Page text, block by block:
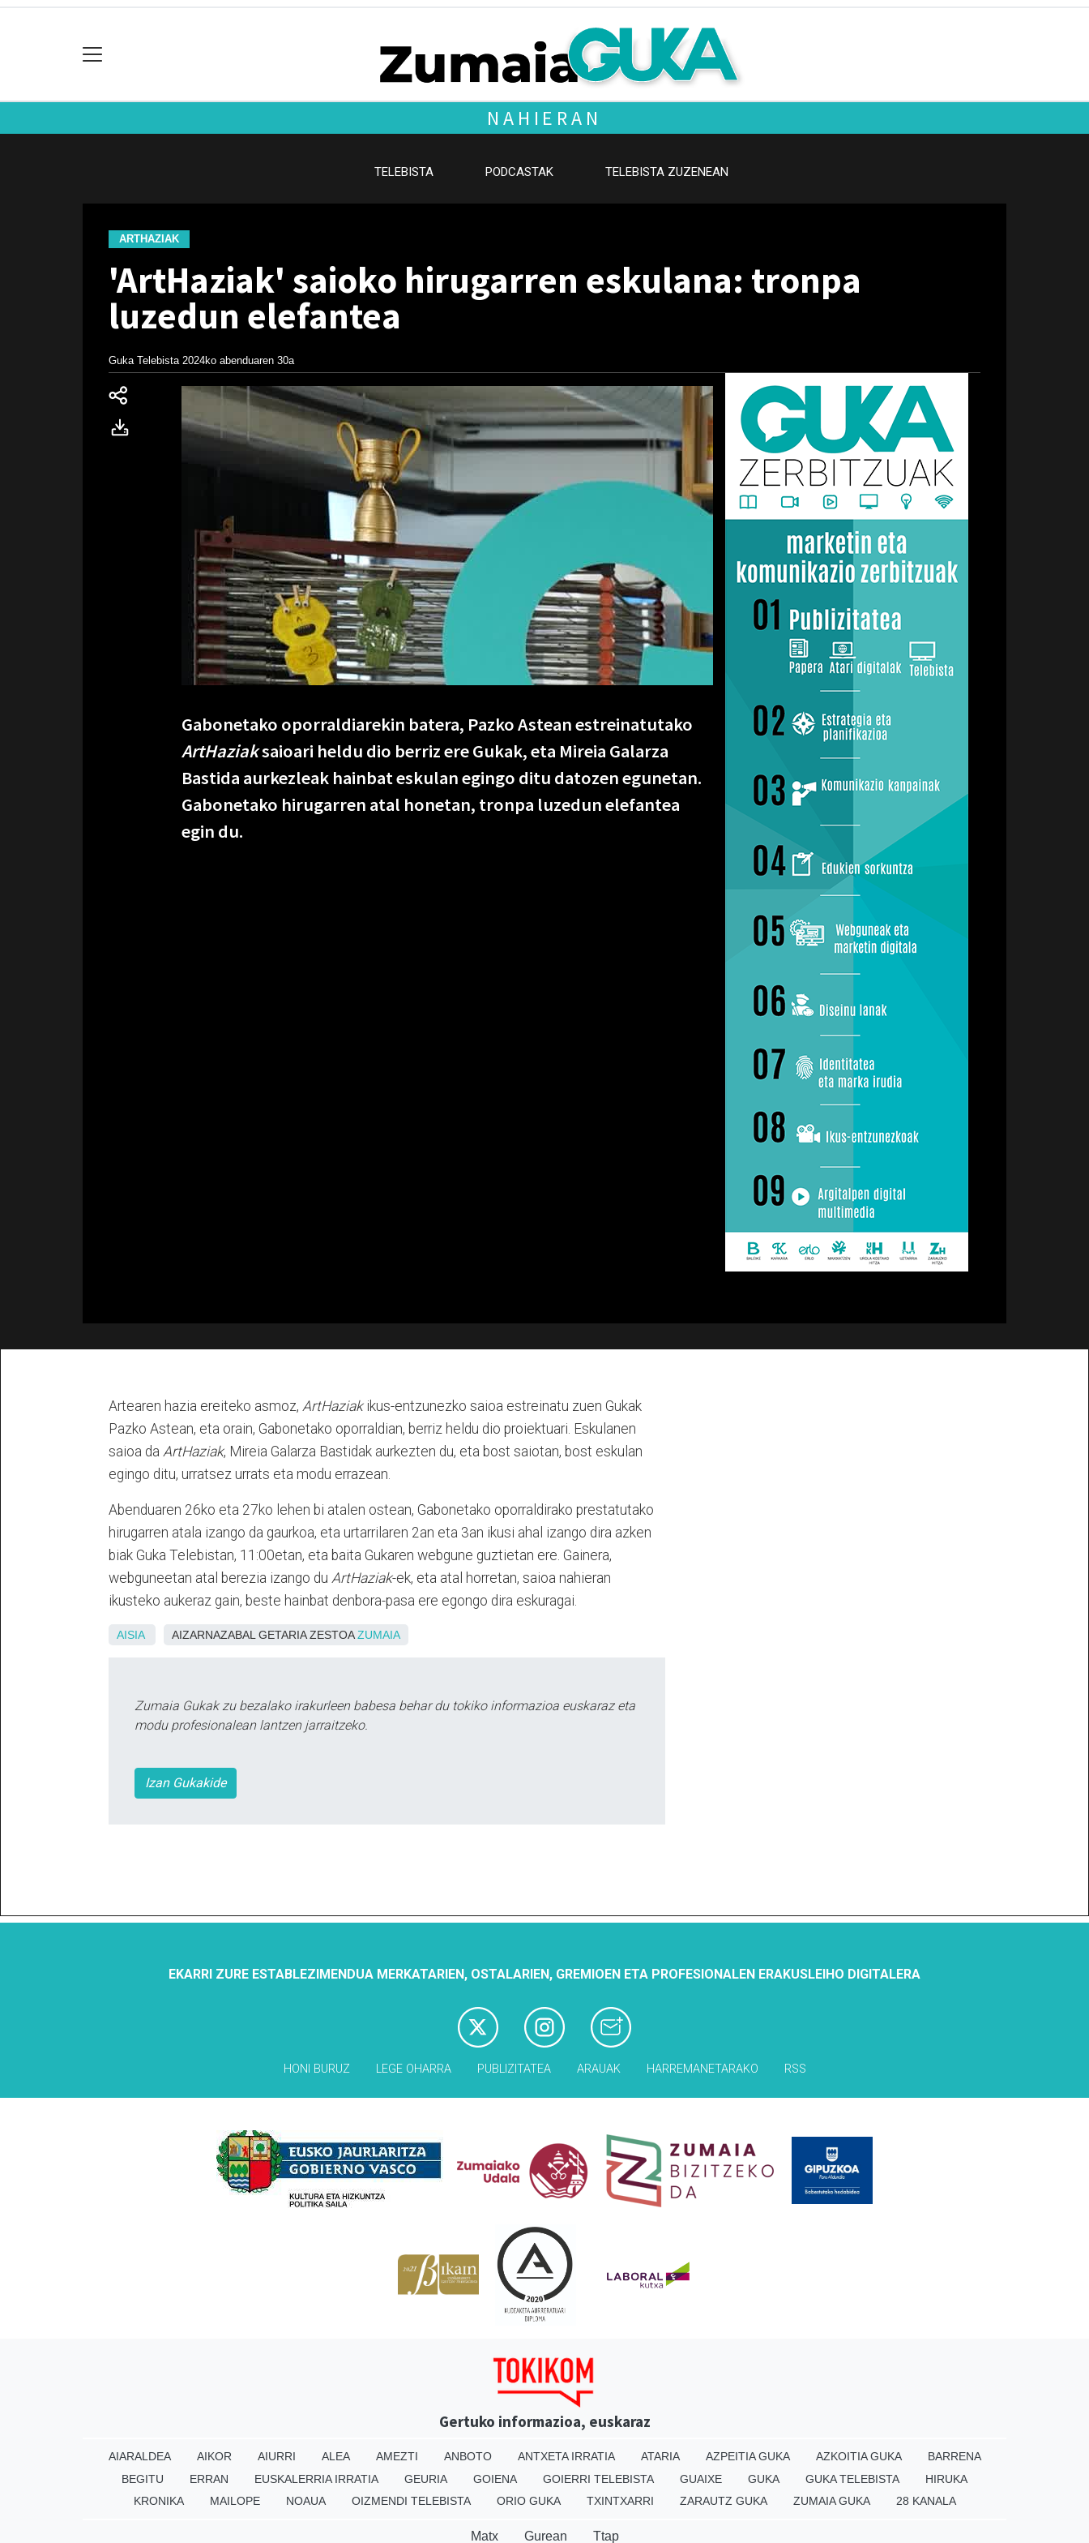
NAHIERAN
TELEBISTA PODCASTAK TELEBISTA ZUZENEAN
ARTHAZIAK
'ArtHaziak' saioko hirugarren eskulana: tronpa
luzedun elefantea
Guka Telebista 2024ko abenduaren 30a
Gabonetako oporraldiarekin batera, Pazko Astean estreinatutako
ArtHaziaksaioari heldu dio berriz ere Gukak, eta Mireia Galarza
Bastida aurkezleak hainbat eskulan egingo ditu datozen egunetan.
Gabonetako hirugarren atal honetan, tronpa luzedun elefantea
egin du.
Artearen hazia ereiteko asmoz, ArtHaziakikus-entzunezko saioa estreinatu zuen Gukak
Pazko Astean, eta orain, Gabonetako oporraldian, berriz heldu dio proiektuari. Eskulanen
saioa da ArtHaziak, Mireia Galarza Bastidak aurkezten du, eta bost saiotan, bost eskulan
egingo ditu, urratsez urrats eta modu errazean.
Abenduaren 26ko eta 27ko lehen bi atalen ostean, Gabonetako oporraldirako prestatutako
hirugarren atala izango da gaurkoa, eta urtarrilaren 2an eta 3an ikusi ahal izango dira azken
biak Guka Telebistan, 11:00etan, eta baita Gukaren webgune guztietan ere. Gainera,
webguneetan atal berezia izango du ArtHaziak-ek, eta atal horretan, saioa nahieran
ikusteko aukeraz gain, beste hainbat denbora-pasa ere egongo dira eskuragai.
AISIA AIZARNAZABAL GETARIA ZESTOAZUMAIA
Zumaia Gukak zu bezalako irakurleen babesa behar du tokiko informazioa euskaraz eta
modu profesionalean lantzen jarraitzeko.
Izan Gukakide
EKARRI ZURE ESTABLEZIMENDUA MERKATARIEN, OSTALARIEN, GREMIOEN ETA PROFESIONALEN ERAKUSLEIHO DIGITALERA
HONI BURUZ LEGE OHARRA PUBLIZITATEA ARAUAK HARREMANETARAKO RSS
Gertuko informazioa, euskaraz
AIARALDEA AIKOR AIURRI ALEA AMEZTI ANBOTO ANTXETA IRRATIA ATARIA AZPEITIA GUKA AZKOITIA GUKA
BARRENA
BEGITU
ERRAN EUSKALERRIA IRRATIA GEURIA GOIENA GOIERRI TELEBISTA GUAIXE GUKA GUKA TELEBISTA
HIRUKA
KRONIKA
MAILOPE NOAUA OIZMENDI TELEBISTA ORIO GUKA TXINTXARRI ZARAUTZ GUKA ZUMAIA GUKA 28 KANALA
Matx Gurean Ttap